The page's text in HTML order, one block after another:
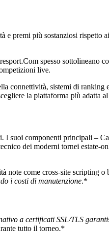
e premi più sostanziosi rispetto
spesso sottolineano
live.
connettività, sistemi di ranking
la piattaforma più adatta
I suoi componenti principali –
dei moderni tornei
note come cross‑site scripting
i costi di manutenzione.*
a certificati SSL/TLS
tutto il torneo.*